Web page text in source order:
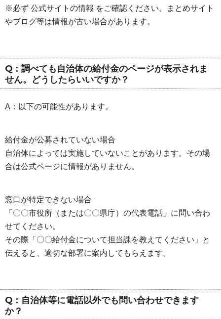
※必ず 公式サイトの情報 をご確認ください。まとめサイト
やブログ等は情報が古い場合があります。
Q：調べても自治体の給付金のページが表示されま
せん。どうしたらいいですか？
A：以下の可能性があります。
給付金が公募されていない場合
自治体によっては実施していないことがあります。その場
合は公式ページに情報がありません。
窓口が特定できない場合
「〇〇市役所（または〇〇県庁）の代表電話」に問い合わ
せてください。
その際「〇〇給付金について担当課を教えてください」と
伝えると、適切な部署に案内してもらえます。
Q：自治体等に電話以外でも問い合わせできます
か？